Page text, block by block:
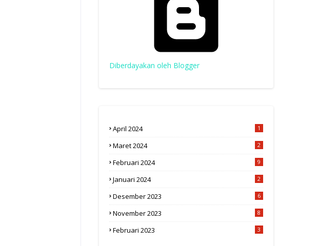
Diberdayakan oleh Blogger
April 2024 1
Maret 2024 2
Februari 2024 9
Januari 2024 2
Desember 2023 6
November 2023 8
Februari 2023 3